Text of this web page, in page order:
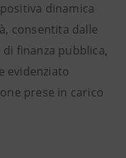
dinamica
consentita dalle
finanza pubblica,
evidenziato
prese in carico